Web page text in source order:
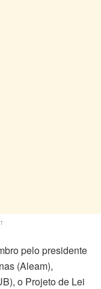
pelo presidente
(Aleam),
o Projeto de Lei